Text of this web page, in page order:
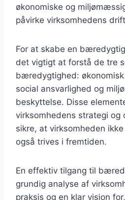
økonomiske og
påvirke virksomhedens
For at skabe en
det vigtigt at forstå de tre
bæredygtighed:
social ansvarlighed og
beskyttelse. Disse
virksomhedens strategi og
sikre, at virksomheden
også trives i fremtiden.
En effektiv tilgang til
grundig analyse af
praksis og en klar vision